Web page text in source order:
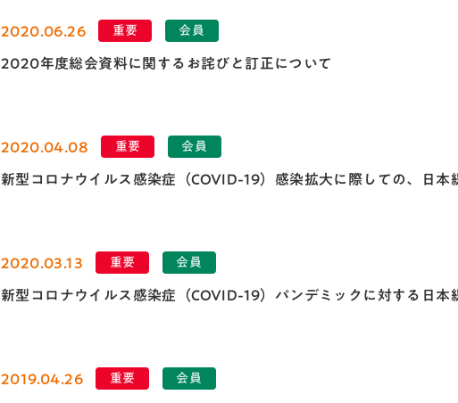
2020.06.26 重要 会員
2020年度総会資料に関するお詫びと訂正について
2020.04.08 重要 会員
新型コロナウイルス感染症（COVID-19）感染拡大に際しての、日本
2020.03.13 重要 会員
新型コロナウイルス感染症（COVID-19）パンデミックに対する日本
2019.04.26 重要 会員